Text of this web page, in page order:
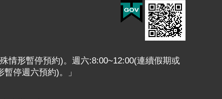
情形暫停預約)。週六:8:00~12:00(連續假期或
停週六預約)。」